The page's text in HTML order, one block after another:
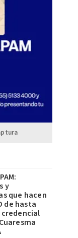
y
que hacen
de hasta